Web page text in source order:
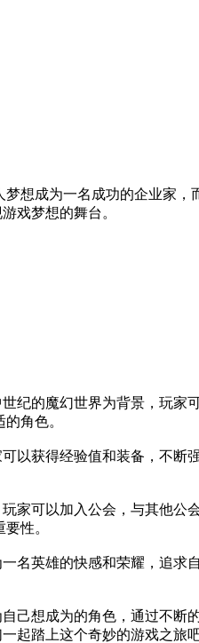
想成为一名成功的企业家
戏梦想的舞台。
纪的魔幻世界为背景，玩家
角色。
以获得经验值和装备，不断
家可以加入公会，与其他公
性。
名英雄的快感和荣耀，追求
己想成为的角色，通过不断
起踏上这个奇妙的游戏之旅吧